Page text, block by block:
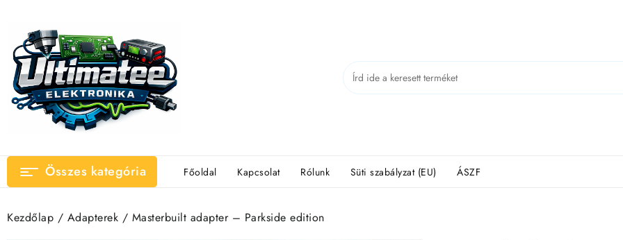
tartalomhoz
Összes kategória Főoldal Kapcsolat Rólunk Süti szabályzat (EU) ÁSZF
Kezdőlap / Adapterek / Masterbuilt adapter – Parkside edition